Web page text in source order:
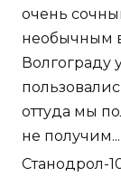
очень
необычным
Волгограду
оттуда мы
не получим...
Станодрол-